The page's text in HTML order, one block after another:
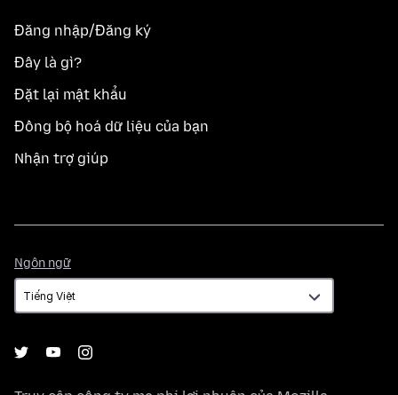
Đăng nhập/Đăng ký
Đây là gì?
Đặt lại mật khẩu
Đồng bộ hoá dữ liệu của bạn
Nhận trợ giúp
Ngôn ngữ
ngữ